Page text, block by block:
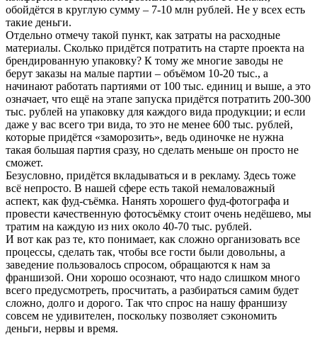
обойдётся в круглую сумму – 7-10 млн рублей. Не у всех есть
такие деньги.
Отдельно отмечу такой пункт, как затраты на расходные
материалы. Сколько придётся потратить на старте проекта на
брендированную упаковку? К тому же многие заводы не
берут заказы на малые партии – объёмом 10-20 тыс., а
начинают работать партиями от 100 тыс. единиц и выше, а это
означает, что ещё на этапе запуска придётся потратить 200-300
тыс. рублей на упаковку для каждого вида продукции; и если
даже у вас всего три вида, то это не менее 600 тыс. рублей,
которые придётся «заморозить», ведь одиночке не нужна
такая большая партия сразу, но сделать меньше он просто не
сможет.
Безусловно, придётся вкладываться и в рекламу. Здесь тоже
всё непросто. В нашей сфере есть такой немаловажный
аспект, как фуд-съёмка. Нанять хорошего фуд-фотографа и
провести качественную фотосъёмку стоит очень недёшево, мы
тратим на каждую из них около 40-70 тыс. рублей.
И вот как раз те, кто понимает, как сложно организовать все
процессы, сделать так, чтобы все гости были довольны, а
заведение пользовалось спросом, обращаются к нам за
франшизой. Они хорошо осознают, что надо слишком много
всего предусмотреть, просчитать, а разбираться самим будет
сложно, долго и дорого. Так что спрос на нашу франшизу
совсем не удивителен, поскольку позволяет сэкономить
деньги, нервы и время.